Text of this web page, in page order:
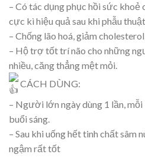
– Có tác dụng phục hồi sức khoẻ
cực kì hiệu quả sau khi phẫu
– Chống lão hoá, giảm
– Hộ trợ tốt trí não cho những
nhiều, căng thẳng mệt mỏi.
CÁCH DÙNG:
– Người lớn ngày dùng 1 lần,
buổi sáng.
– Sau khi uống hết tinh chất sâm
ngậm rất tốt